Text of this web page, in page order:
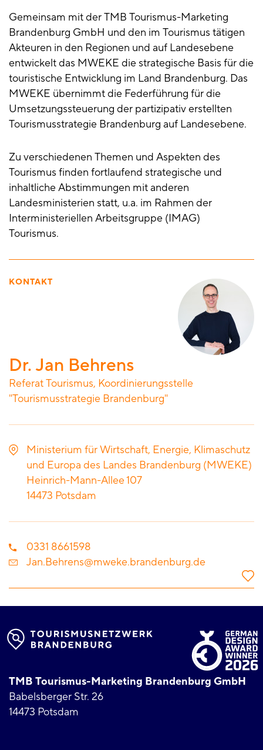
Gemeinsam mit der TMB Tourismus-Marketing
Brandenburg GmbH und den im Tourismus tätigen
Akteuren in den Regionen und auf Landesebene
entwickelt das MWEKE die strategische Basis für die
touristische Entwicklung im Land Brandenburg. Das
MWEKE übernimmt die Federführung für die
Umsetzungssteuerung der partizipativ erstellten
Tourismusstrategie Brandenburg auf Landesebene.
Zu verschiedenen Themen und Aspekten des
Tourismus finden fortlaufend strategische und
inhaltliche Abstimmungen mit anderen
Landesministerien statt, u.a. im Rahmen der
Interministeriellen Arbeitsgruppe (IMAG)
Tourismus.
KONTAKT
Dr. Jan Behrens
Referat Tourismus, Koordinierungsstelle
"Tourismusstrategie Brandenburg"
Ministerium für Wirtschaft, Energie, Klimaschutz
und Europa des Landes Brandenburg (MWEKE)
Heinrich-Mann-Allee 107
14473 Potsdam
0331 8661598
Jan.Behrens@mweke.brandenburg.de
TMB Tourismus-Marketing Brandenburg GmbH
Babelsberger Str. 26
14473 Potsdam